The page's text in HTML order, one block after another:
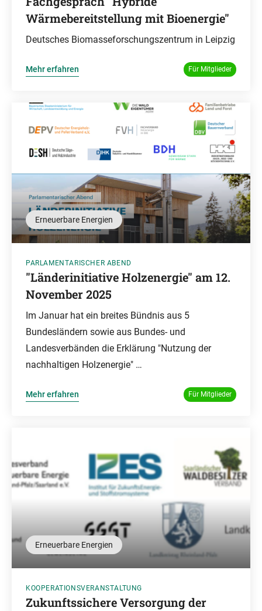
Wärmebereitstellung mit Bioenergie"
Deutsches Biomasseforschungszentrum in Leipzig
Mehr erfahren Für Mitglieder
Erneuerbare Energien
PARLAMENTARISCHER ABEND
"Länderinitiative Holzenergie" am 12.
November 2025
Im Januar hat ein breites Bündnis aus 5
Bundesländern sowie aus Bundes- und
Landesverbänden die Erklärung "Nutzung der
nachhaltigen Holzenergie" …
Mehr erfahren Für Mitglieder
Erneuerbare Energien
KOOPERATIONSVERANSTALTUNG
Zukunftssichere Versorgung der